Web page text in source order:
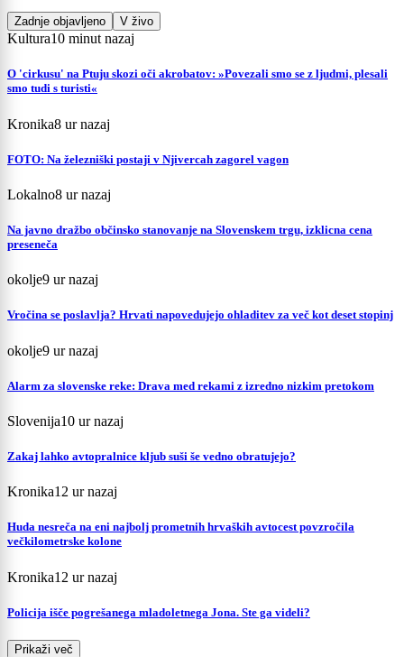
Zadnje objavljeno V živo
Kultura10 minut nazaj
O 'cirkusu' na Ptuju skozi oči akrobatov: »Povezali smo se z ljudmi, plesali
smo tudi s turisti«
Kronika8 ur nazaj
FOTO: Na železniški postaji v Njivercah zagorel vagon
Lokalno8 ur nazaj
Na javno dražbo občinsko stanovanje na Slovenskem trgu, izklicna cena
preseneča
okolje9 ur nazaj
Vročina se poslavlja? Hrvati napovedujejo ohladitev za več kot deset stopinj
okolje9 ur nazaj
Alarm za slovenske reke: Drava med rekami z izredno nizkim pretokom
Slovenija10 ur nazaj
Zakaj lahko avtopralnice kljub suši še vedno obratujejo?
Kronika12 ur nazaj
Huda nesreča na eni najbolj prometnih hrvaških avtocest povzročila
večkilometrske kolone
Kronika12 ur nazaj
Policija išče pogrešanega mladoletnega Jona. Ste ga videli?
Prikaži več